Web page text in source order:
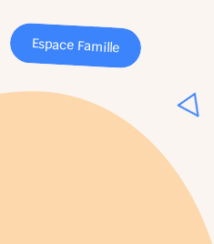
Espace Famille